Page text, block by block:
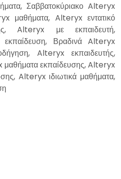
Σαββατοκύριακο Alteryx
μαθήματα, Alteryx εντατικό
Alteryx με εκπαιδευτή,
Βραδινά Alteryx
Alteryx εκπαιδευτής,
εκπαίδευσης, Alteryx
Alteryx ιδιωτικά μαθήματα,